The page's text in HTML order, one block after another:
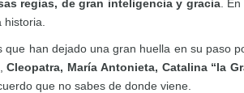
regias, de gran inteligencia y gracia. En
que han dejado una gran huella en su paso
Cleopatra, María Antonieta, Catalina “la
que no sabes de donde viene.